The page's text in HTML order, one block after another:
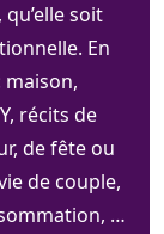
soit
En
maison,
récits de
de fête ou
de couple,
…